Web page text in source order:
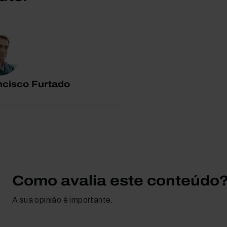
Furtado
Como avalia este
A sua opinião é importante.